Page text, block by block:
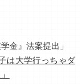
』法案提出」
は大学行っちゃダ